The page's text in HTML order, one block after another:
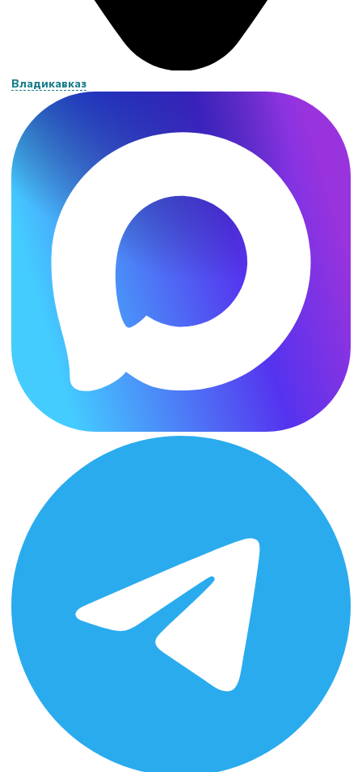
Владикавказ